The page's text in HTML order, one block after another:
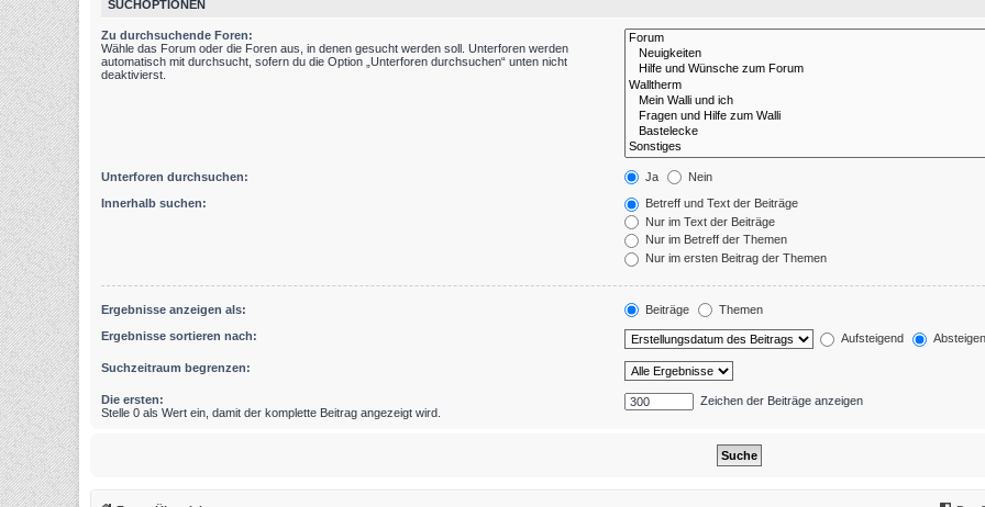
SUCHOPTIONEN
Zu durchsuchende Foren:
Wähle das Forum oder die Foren aus, in denen gesucht werden soll. Unterforen werden
automatisch mit durchsucht, sofern du die Option „Unterforen durchsuchen“ unten nicht
deaktivierst.
Unterforen durchsuchen: Ja Nein
Innerhalb suchen:
Betreff und Text der Beiträge
Nur im Text der Beiträge
Nur im Betreff der Themen
Nur im ersten Beitrag der Themen
Ergebnisse anzeigen als: Beiträge Themen
Ergebnisse sortieren nach: Aufsteigend
Suchzeitraum begrenzen:
Die ersten:
Stelle 0 als Wert ein, damit der komplette Beitrag angezeigt wird.
Zeichen der Beiträge anzeigen